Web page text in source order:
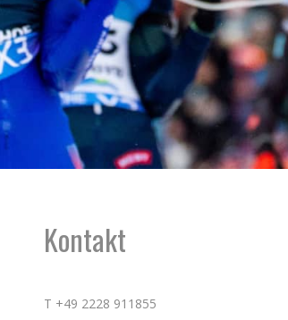
Kontakt
T +49 2228 911855